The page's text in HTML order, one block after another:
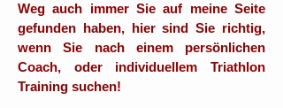
Weg auch immer Sie auf meine Seite
gefunden haben, hier sind Sie richtig,
wenn Sie nach einem persönlichen
Coach, oder individuellem Triathlon
Training suchen!